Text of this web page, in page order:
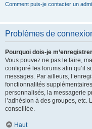
Comment puis-je contacter un
Problèmes de
Pourquoi dois-je
Vous pouvez ne pas le faire,
configuré les forums afin qu’il
messages. Par ailleurs,
fonctionnalités
personnalisés, la messagerie
l’adhésion à des groupes, etc.
conseillée.
Haut